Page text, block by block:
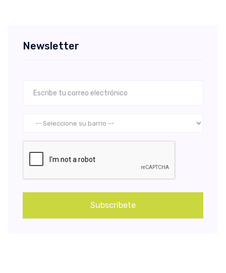
Newsletter
Subscríbete